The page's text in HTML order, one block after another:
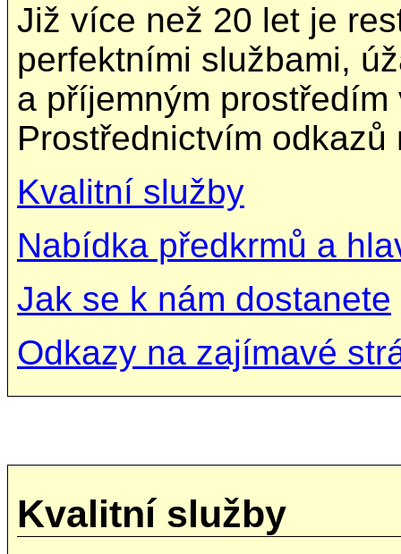
Již více než 20 let je
perfektními službami,
a příjemným
Prostřednictvím
Kvalitní služby
Nabídka předkrmů a
Jak se k nám dostanete
Odkazy na zajímavé
Kvalitní služby